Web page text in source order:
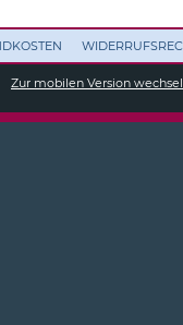
Zur mobilen Version